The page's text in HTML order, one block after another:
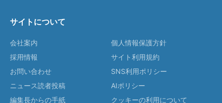
サイトについて
会社案内
採用情報
お問い合わせ
ニュース読者投稿
編集長からの手紙
個人情報保護方針
サイト利用規約
SNS利用ポリシー
AIポリシー
クッキーの利用について